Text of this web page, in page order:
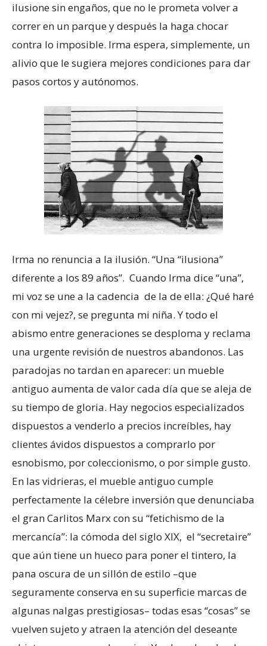
ilusione sin engaños, que no le prometa volver a
correr en un parque y después la haga chocar
contra lo imposible. Irma espera, simplemente, un
alivio que le sugiera mejores condiciones para dar
pasos cortos y autónomos.
Irma no renuncia a la ilusión. “Una “ilusiona”
diferente a los 89 años”. Cuando Irma dice “una”,
mi voz se une a la cadencia de la de ella: ¿Qué haré
con mi vejez?, se pregunta mi niña. Y todo el
abismo entre generaciones se desploma y reclama
una urgente revisión de nuestros abandonos. Las
paradojas no tardan en aparecer: un mueble
antiguo aumenta de valor cada día que se aleja de
su tiempo de gloria. Hay negocios especializados
dispuestos a venderlo a precios increíbles, hay
clientes ávidos dispuestos a comprarlo por
esnobismo, por coleccionismo, o por simple gusto.
En las vidrieras, el mueble antiguo cumple
perfectamente la célebre inversión que denunciaba
el gran Carlitos Marx con su “fetichismo de la
mercancía”: la cómoda del siglo XIX, el “secretaire”
que aún tiene un hueco para poner el tintero, la
pana oscura de un sillón de estilo –que
seguramente conserva en su superficie marcas de
algunas nalgas prestigiosas– todas esas “cosas” se
vuelven sujeto y atraen la atención del deseante